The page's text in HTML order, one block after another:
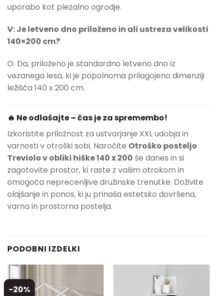
uporabo kot plezalno ogrodje.
V: Je letveno dno priloženo in ali ustreza velikosti
140×200 cm?
O: Da, priloženo je standardno letveno dno iz
vezanega lesa, ki je popolnoma prilagojeno dimenziji
ležišča 140 x 200 cm.
🔥 Ne odlašajte – čas je za spremembo!
Izkoristite priložnost za ustvarjanje XXL udobja in
varnosti v otroški sobi. Naročite Otroško posteljo
Treviolo v obliki hiške 140 x 200 še danes in si
zagotovite prostor, ki raste z vašim otrokom in
omogoča neprecenljive družinske trenutke. Doživite
olajšanje in ponos, ki ju prinaša estetsko dovršena,
varna in prostorna postelja.
PODOBNI IZDELKI
-20%